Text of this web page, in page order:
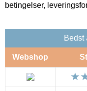
betingelser,
Bedst
Webshop